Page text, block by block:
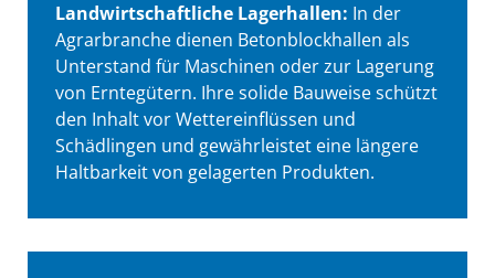
Landwirtschaftliche Lagerhallen: In der
Agrarbranche dienen Betonblockhallen als
Unterstand für Maschinen oder zur Lagerung
von Erntegütern. Ihre solide Bauweise schützt
den Inhalt vor Wettereinflüssen und
Schädlingen und gewährleistet eine längere
Haltbarkeit von gelagerten Produkten.